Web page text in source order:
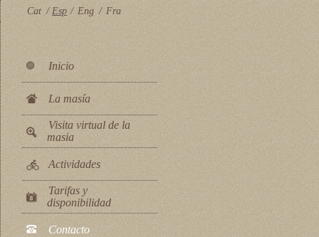
Cat / Esp / Eng / Fra
Inicio
La masía
Visita virtual de la
masia
Actividades
Tarifas y
disponibilidad
Contacto